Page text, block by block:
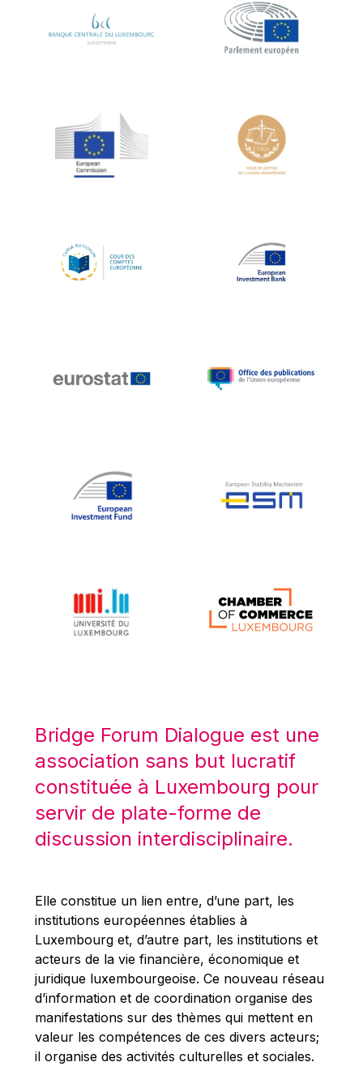
Lars Heikensten
Lucas Papademos
Máire Geoghegan-Quinn
Manolis Mavrommatis
Mario Centeno
Mario Monti
Michael Berry
Mireille Delmas-Marty
Nobuo Tanaka
Patrizia Nanz
Robert Goebbels
Robert REYNDERS
Robert WEIDES
Rolf Tarrach
Štefan Füle
Timothy Radcliffe
Vaclav Klaus
Vassilios Skouris
Vítor Manuel da Silva Caldeira
Viviane Reding
Walter Hagg
Bridge Forum Dialogue est une
association sans but lucratif
constituée à Luxembourg pour
servir de plate-forme de
discussion interdisciplinaire.
Elle constitue un lien entre, d’une part, les
institutions européennes établies à
Luxembourg et, d’autre part, les institutions et
acteurs de la vie financière, économique et
juridique luxembourgeoise. Ce nouveau réseau
d’information et de coordination organise des
manifestations sur des thèmes qui mettent en
valeur les compétences de ces divers acteurs;
il organise des activités culturelles et sociales.